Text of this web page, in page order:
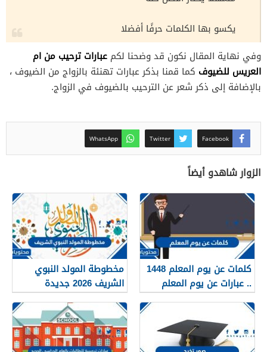
يكسو بها الكلمات حرفًا أفضلا
وفي نهاية المقال نكون قد وضحنا لكم عبارات ترحيب من ام
العريس للضيوف كما قمنا بذكر عبارات تهنئة بالزواج من الضيوف ،
بالإضافة إلى ذكر شعر عن الترحيب بالضيوف في الزواج.
Facebook
Twitter
WhatsApp
الزوار شاهدو أيضاً
كلمات عن يوم المعلم 1448
.. عبارات عن يوم المعلم
مكتوبة 1448
مخطوطة المولد النبوي
الشريف 2026 جديدة